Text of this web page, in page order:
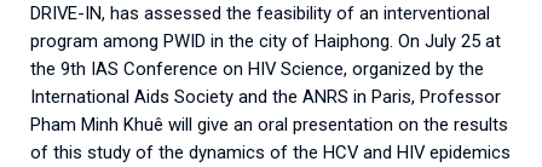
DRIVE-IN, has assessed the feasibility of an interventional
program among PWID in the city of Haiphong. On July 25 at
the 9th IAS Conference on HIV Science, organized by the
International Aids Society and the ANRS in Paris, Professor
Pham Minh Khuê will give an oral presentation on the results
of this study of the dynamics of the HCV and HIV epidemics